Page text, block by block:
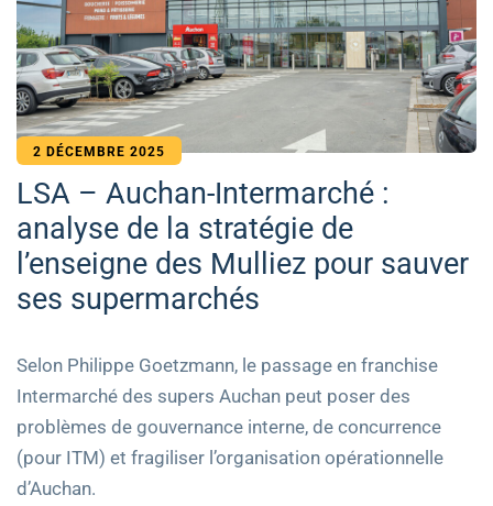
2 DÉCEMBRE 2025
LSA – Auchan-Intermarché :
analyse de la stratégie de
l’enseigne des Mulliez pour sauver
ses supermarchés
Selon Philippe Goetzmann, le passage en franchise
Intermarché des supers Auchan peut poser des
problèmes de gouvernance interne, de concurrence
(pour ITM) et fragiliser l’organisation opérationnelle
d’Auchan.